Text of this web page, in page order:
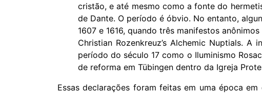
cristão, e até mesmo como a fonte do
de Dante. O período é óbvio. No entanto,
1607 e 1616, quando três manifestos
Christian Rozenkreuz’s Alchemic Nuptials.
período do século 17 como o Iluminismo
de reforma em Tübingen dentro da Igreja
Essas declarações foram feitas em uma época